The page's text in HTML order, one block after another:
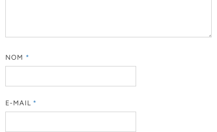
NOM *
E-MAIL *